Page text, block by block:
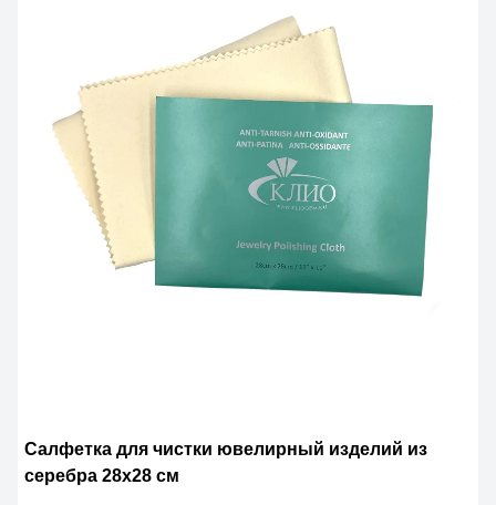
Салфетка для чистки ювелирный изделий из
серебра 28х28 см